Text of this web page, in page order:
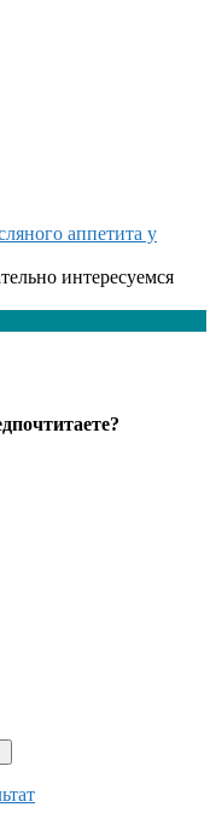
аппетита у
интересуемся